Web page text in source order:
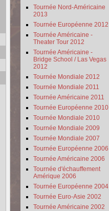
Tournée Nord-Américaine
2013
Tournée Européenne 2012
Tournée Américaine -
Theater Tour 2012
Tournée Américaine -
Bridge School / Las Vegas
2012
Tournée Mondiale 2012
Tournée Mondiale 2011
Tournée Américaine 2011
Tournée Européenne 2010
Tournée Mondiale 2010
Tournée Mondiale 2009
Tournée Mondiale 2007
Tournée Européenne 2006
Tournée Américaine 2006
Tournée d'échauffement
Amérique 2006
Tournée Européenne 2004
Tournée Euro-Asie 2002
Tournée Américaine 2002